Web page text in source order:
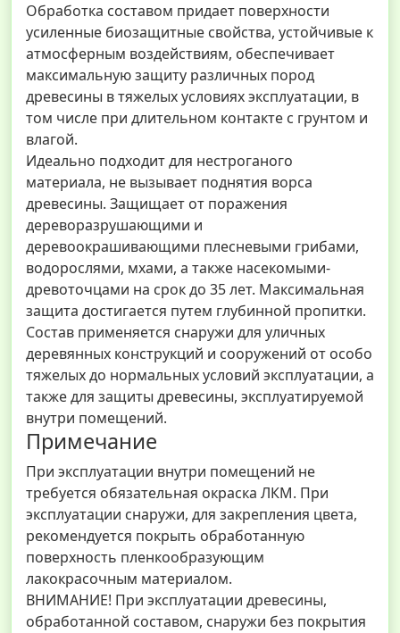
Обработка составом придает поверхности
усиленные биозащитные свойства, устойчивые к
атмосферным воздействиям, обеспечивает
максимальную защиту различных пород
древесины в тяжелых условиях эксплуатации, в
том числе при длительном контакте с грунтом и
влагой.
Идеально подходит для нестроганого
материала, не вызывает поднятия ворса
древесины. Защищает от поражения
дереворазрушающими и
деревоокрашивающими плесневыми грибами,
водорослями, мхами, а также насекомыми-
древоточцами на срок до 35 лет. Максимальная
защита достигается путем глубинной пропитки.
Состав применяется снаружи для уличных
деревянных конструкций и сооружений от особо
тяжелых до нормальных условий эксплуатации, а
также для защиты древесины, эксплуатируемой
внутри помещений.
Примечание
При эксплуатации внутри помещений не
требуется обязательная окраска ЛКМ. При
эксплуатации снаружи, для закрепления цвета,
рекомендуется покрыть обработанную
поверхность пленкообразующим
лакокрасочным материалом.
ВНИМАНИЕ! При эксплуатации древесины,
обработанной составом, снаружи без покрытия